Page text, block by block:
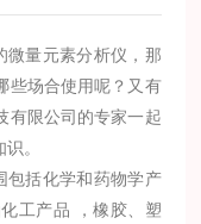
微量元素分析仪，那
些场合使用呢？又有
有限公司的专家一起
。
包括化学和药物学产
工产品 ，橡胶、塑